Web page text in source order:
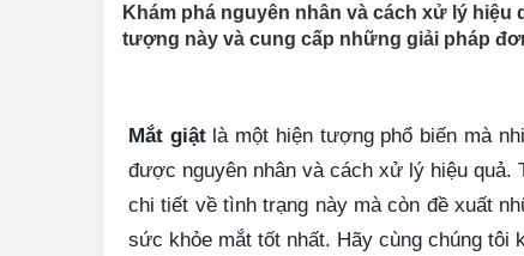
Khám phá nguyên nhân và cách xử lý hiệu
tượng này và cung cấp những giải pháp
Mắt giậtlà một hiện tượng phổ biến mà
được nguyên nhân và cách xử lý hiệu quả.
chi tiết về tình trạng này mà còn đề xuất
sức khỏe mắt tốt nhất. Hãy cùng chúng tôi